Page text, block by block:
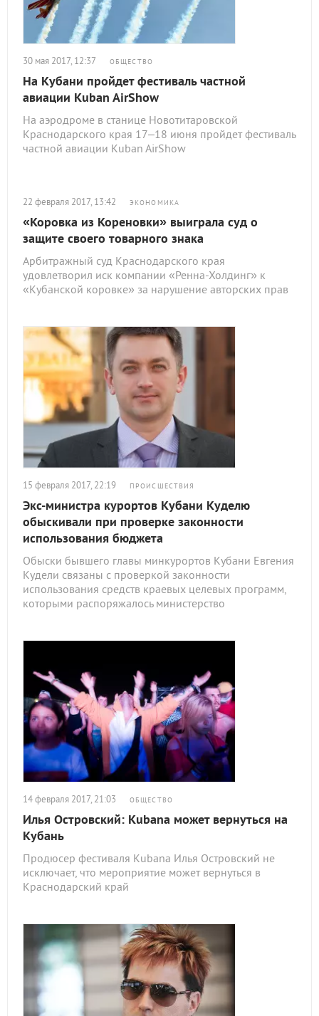
30 мая 2017, 12:37 ОБЩЕСТВО
На Кубани пройдет фестиваль частной
авиации Kuban AirShow
На аэродроме в станице Новотитаровской
Краснодарского края 17–18 июня пройдет фестиваль
частной авиации Kuban AirShow
22 февраля 2017, 13:42 ЭКОНОМИКА
«Коровка из Кореновки» выиграла суд о
защите своего товарного знака
Арбитражный суд Краснодарского края
удовлетворил иск компании «Ренна-Холдинг» к
«Кубанской коровке» за нарушение авторских прав
15 февраля 2017, 22:19 ПРОИСШЕСТВИЯ
Экс-министра курортов Кубани Куделю
обыскивали при проверке законности
использования бюджета
Обыски бывшего главы минкурортов Кубани Евгения
Кудели связаны с проверкой законности
использования средств краевых целевых программ,
которыми распоряжалось министерство
14 февраля 2017, 21:03 ОБЩЕСТВО
Илья Островский: Kubana может вернуться на
Кубань
Продюсер фестиваля Kubana Илья Островский не
исключает, что мероприятие может вернуться в
Краснодарский край